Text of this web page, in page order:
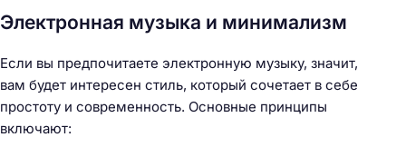
Электронная музыка и минимализм
Если вы предпочитаете электронную музыку, значит,
вам будет интересен стиль, который сочетает в себе
простоту и современность. Основные принципы
включают: